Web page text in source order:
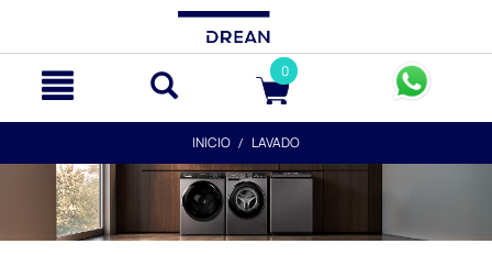
0
INICIO LAVADO